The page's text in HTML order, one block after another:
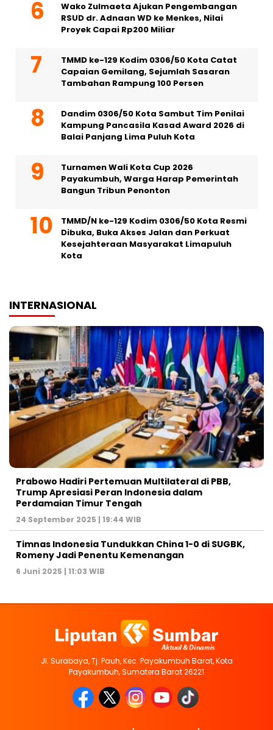
Wako Zulmaeta Ajukan Pengembangan
RSUD dr. Adnaan WD ke Menkes, Nilai
Proyek Capai Rp200 Miliar
TMMD ke-129 Kodim 0306/50 Kota Catat
Capaian Gemilang, Sejumlah Sasaran
Tambahan Rampung 100 Persen
Dandim 0306/50 Kota Sambut Tim Penilai
Kampung Pancasila Kasad Award 2026 di
Balai Panjang Lima Puluh Kota
Turnamen Wali Kota Cup 2026
Payakumbuh, Warga Harap Pemerintah
Bangun Tribun Penonton
TMMD/N ke-129 Kodim 0306/50 Kota Resmi
Dibuka, Buka Akses Jalan dan Perkuat
Kesejahteraan Masyarakat Limapuluh
Kota
INTERNASIONAL
Prabowo Hadiri Pertemuan Multilateral di PBB,
Trump Apresiasi Peran Indonesia dalam
Perdamaian Timur Tengah
24 September 2025 | 19:44 WIB
Timnas Indonesia Tundukkan China 1-0 di SUGBK,
Romeny Jadi Penentu Kemenangan
6 Juni 2025 | 11:03 WIB
Jl. Surabaya, Tj. Pauh, Kec. Payakumbuh Barat, Kota
Payakumbuh, Sumatera Barat 26221